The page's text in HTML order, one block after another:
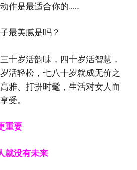
作是最适合你的……
最美腻是吗？
十岁活韵味，四十岁活智慧，
活轻松，七八十岁就成无价之
雅、打扮时髦，生活对女人而
受。
重要
就没有未来